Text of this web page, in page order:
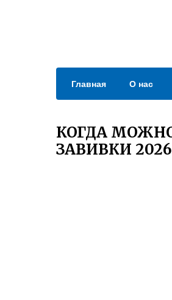
Главная О нас
КОГДА
ЗАВИВКИ 2026